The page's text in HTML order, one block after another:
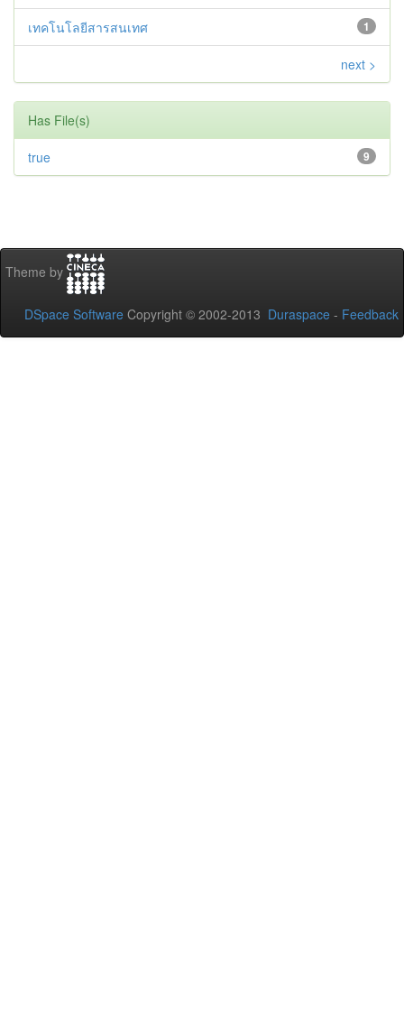
1
เทคโนโลยีสารสนเทศ
next >
Has File(s)
9
true
Theme by
DSpace Software Copyright © 2002-2013 Duraspace - Feedback